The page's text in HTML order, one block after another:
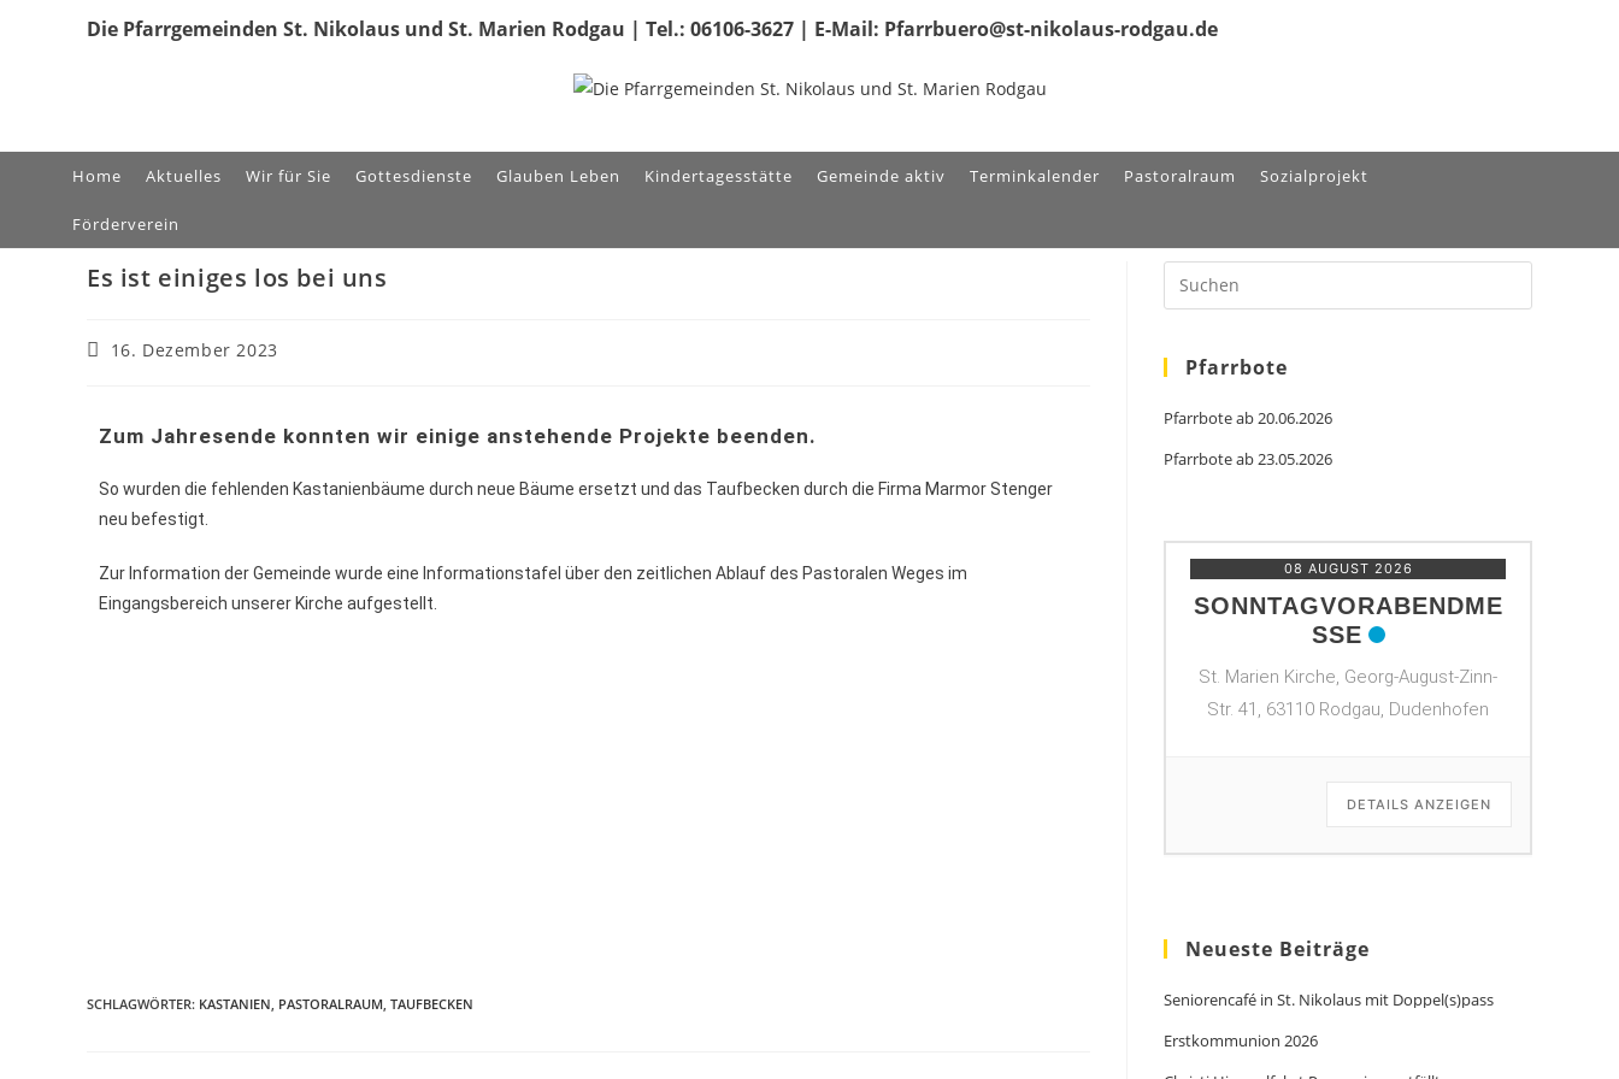
Die Pfarrgemeinden St. Nikolaus und St. Marien Rodgau | Tel.: 06106-3627 | E-Mail: Pfarrbuero@st-nikolaus-rodgau.de
Home Aktuelles Wir für Sie Gottesdienste Glauben Leben Kindertagesstätte Gemeinde aktiv Terminkalender Pastoralraum Sozialprojekt
Förderverein
Es ist einiges los bei uns
16. Dezember 2023
Zum Jahresende konnten wir einige anstehende Projekte beenden.
So wurden die fehlenden Kastanienbäume durch neue Bäume ersetzt und das Taufbecken durch die Firma Marmor Stenger
neu befestigt.
Zur Information der Gemeinde wurde eine Informationstafel über den zeitlichen Ablauf des Pastoralen Weges im
Eingangsbereich unserer Kirche aufgestellt.
SCHLAGWÖRTER: KASTANIEN PASTORALRAUM TAUFBECKEN
Pfarrbote
Pfarrbote ab 20.06.2026
Pfarrbote ab 23.05.2026
08 AUGUST 2026
SONNTAGVORABENDME
SSE
St. Marien Kirche, Georg-August-Zinn-
Str. 41, 63110 Rodgau, Dudenhofen
DETAILS ANZEIGEN
Neueste Beiträge
Seniorencafé in St. Nikolaus mit Doppel(s)pass
Erstkommunion 2026